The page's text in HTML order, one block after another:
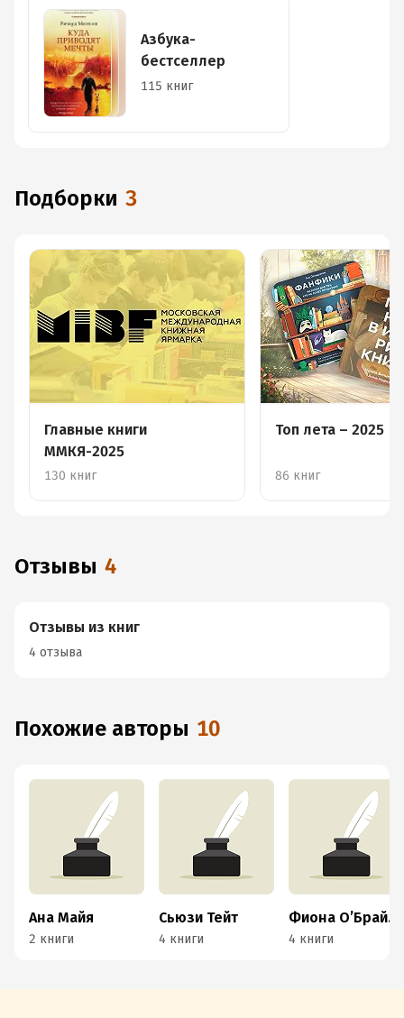
Азбука-
бестселлер
115 книг
Подборки 3
Главные книги
ММКЯ-2025
130 книг
Топ лета – 2025
86 книг
Отзывы 4
Отзывы из книг
4 отзыва
Похожие авторы 10
Ана Майя
2 книги
Сьюзи Тейт
4 книги
Фиона О’Брайан
4 книги